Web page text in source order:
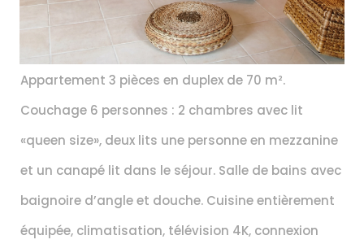
Appartement 3 pièces en duplex de 70 m².
Couchage 6 personnes : 2 chambres avec lit
«queen size», deux lits une personne en mezzanine
et un canapé lit dans le séjour. Salle de bains avec
baignoire d’angle et douche. Cuisine entièrement
équipée, climatisation, télévision 4K, connexion